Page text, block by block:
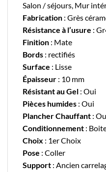
Salon / séjours, Mur
Fabrication : Grès
Résistance à l’usure :
Finition : Mate
Bords : rectifiés
Surface : Lisse
Épaisseur : 10 mm
Résistant au Gel : Oui
Pièces humides : Oui
Plancher Chauffant :
Conditionnement :
Choix : 1er Choix
Pose : Coller
Support : Ancien